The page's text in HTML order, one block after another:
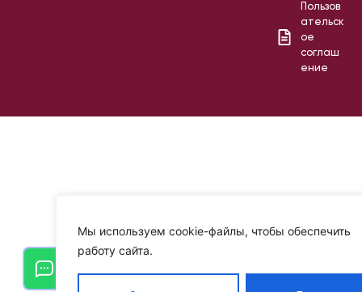
Мы используем cookie-файлы, чтобы обеспечить
работу сайта.
Пользов
ательск
ое
соглаш
ение